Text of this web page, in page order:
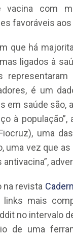
vacina com
favoráveis
que há
ligados à
é um
em saúde
à população”,
uma
uma vez que
na revista
mais
no intervalo
de uma
AL reforça
em
sobre
de 2026